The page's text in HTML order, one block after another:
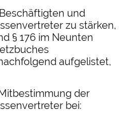
und
zu stärken,
§ 176 im Neunten
aufgelistet,
der
bei: